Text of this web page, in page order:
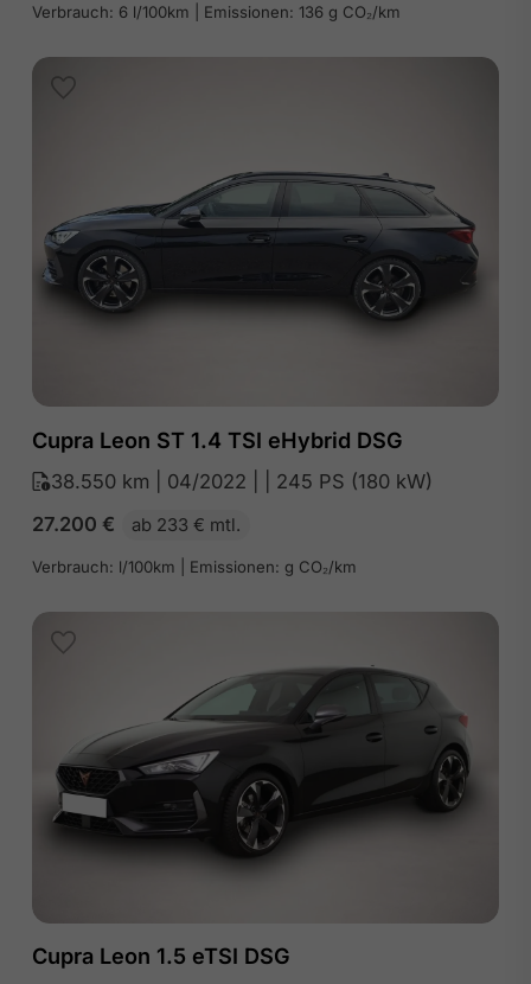
Verbrauch: 6 l/100km | Emissionen: 136 g CO₂/km
Cupra Leon ST 1.4 TSI eHybrid DSG
38.550 km | 04/2022 | | 245 PS (180 kW)
27.200 € ab 233 € mtl.
Verbrauch: l/100km | Emissionen: g CO₂/km
Cupra Leon 1.5 eTSI DSG